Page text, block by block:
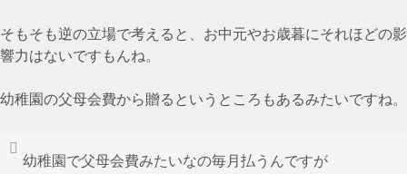
そもそも逆の立場で考えると、お中元やお歳暮にそれほどの影
響力はないですもんね。
幼稚園の父母会費から贈るというところもあるみたいですね。
幼稚園で父母会費みたいなの毎月払うんですが